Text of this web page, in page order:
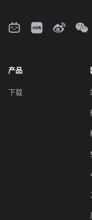
产品
下载